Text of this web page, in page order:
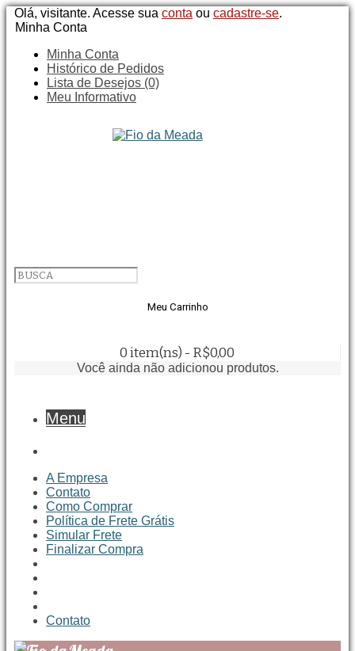
Olá, visitante. Acesse sua conta ou cadastre-se.
Minha Conta
Minha Conta
Histórico de Pedidos
Lista de Desejos (0)
Meu Informativo
Meu Carrinho
0 item(ns) - R$0,00
Você ainda não adicionou produtos.
Menu
A Empresa
Contato
Como Comprar
Política de Frete Grátis
Simular Frete
Finalizar Compra
Contato